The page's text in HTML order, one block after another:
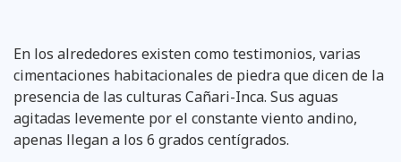
En los alrededores existen como testimonios, varias
cimentaciones habitacionales de piedra que dicen de la
presencia de las culturas Cañari-Inca. Sus aguas
agitadas levemente por el constante viento andino,
apenas llegan a los 6 grados centígrados.